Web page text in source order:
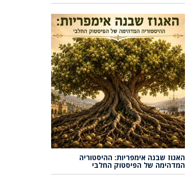
האגוז שבנה אימפריות: ההיסטוריה
המדהימה של הפיסטוק החלבי